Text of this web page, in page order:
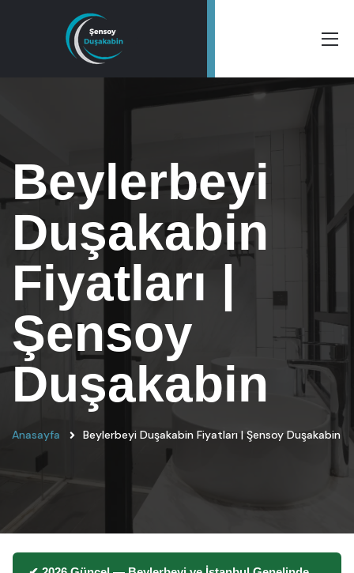
Beylerbeyi
Duşakabin
Fiyatları |
Şensoy
Duşakabin
Anasayfa Beylerbeyi Duşakabin Fiyatları | Şensoy Duşakabin